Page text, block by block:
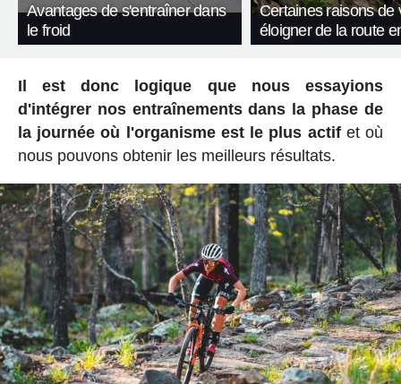
Avantages de s'entraîner dans
le froid
Certaines raisons de
éloigner de la route
Il est donc logique que nous essayions
d'intégrer nos entraînements dans la phase de
la journée où l'organisme est le plus actifet où
nous pouvons obtenir les meilleurs résultats.